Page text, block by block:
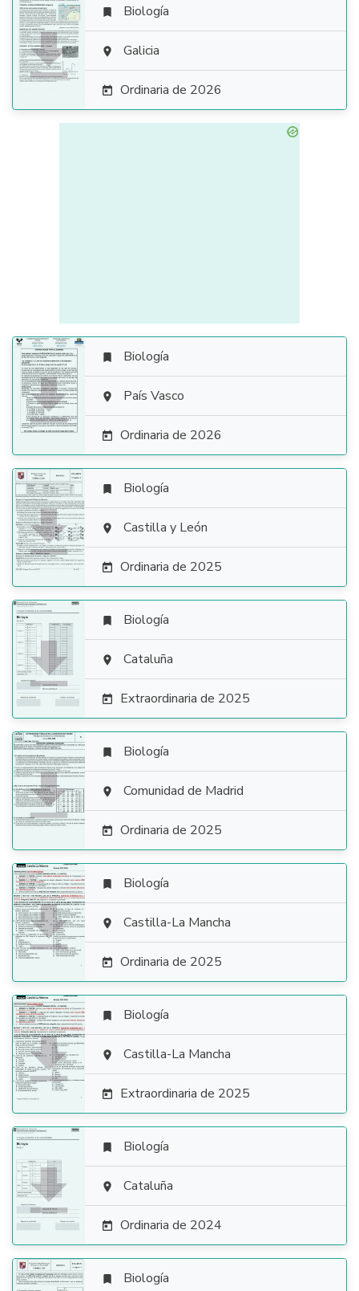

 Biología
 Galicia
 Ordinaria de 2026

 Biología
 País Vasco
 Ordinaria de 2026

 Biología
 Castilla y León
 Ordinaria de 2025

 Biología
 Cataluña
 Extraordinaria de 2025

 Biología
 Comunidad de Madrid
 Ordinaria de 2025

 Biología
 Castilla-La Mancha
 Ordinaria de 2025

 Biología
 Castilla-La Mancha
 Extraordinaria de 2025

 Biología
 Cataluña
 Ordinaria de 2024
 Biología